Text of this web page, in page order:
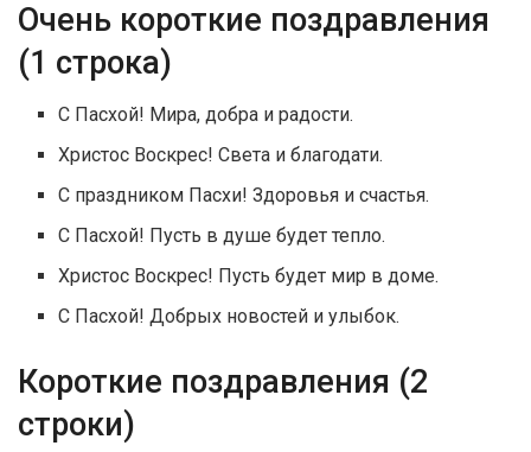
Очень короткие поздравления
(1 строка)
С Пасхой! Мира, добра и радости.
Христос Воскрес! Света и благодати.
С праздником Пасхи! Здоровья и счастья.
С Пасхой! Пусть в душе будет тепло.
Христос Воскрес! Пусть будет мир в доме.
С Пасхой! Добрых новостей и улыбок.
Короткие поздравления (2
строки)